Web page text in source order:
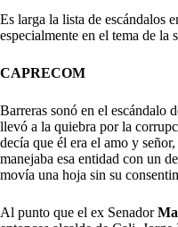
Es larga la lista de escándalos
especialmente en el tema de la
CAPRECOM
Barreras sonó en el escándalo
llevó a la quiebra por la
decía que él era el amo y
manejaba esa entidad con un
movía una hoja sin su
Al punto que el ex Senador